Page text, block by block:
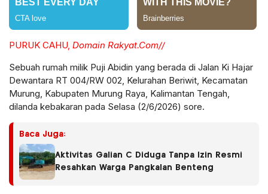
PURUK CAHU, Domain Rakyat.Com//
Sebuah rumah milik Puji Abidin yang berada di Jalan Ki Hajar
Dewantara RT 004/RW 002, Kelurahan Beriwit, Kecamatan
Murung, Kabupaten Murung Raya, Kalimantan Tengah,
dilanda kebakaran pada Selasa (2/6/2026) sore.
Baca Juga:
Aktivitas Galian C Diduga Tanpa Izin Resmi
Resahkan Warga Pangkalan Benteng